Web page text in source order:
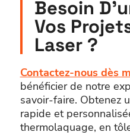
Besoin
Vos
Laser ?
Contactez-nous dès
bénéficier de notre
savoir-faire. Obtenez
rapide et
thermolaquage, en